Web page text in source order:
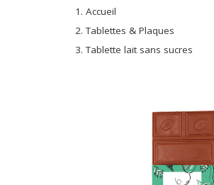
Accueil
Tablettes & Plaques
Tablette lait sans sucres